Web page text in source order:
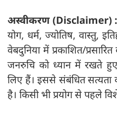
अस्वीकरण (Disclaimer) :
योग, धर्म, ज्योतिष, वास्तु,
वेबदुनिया में प्रकाशित/
जनरुचि को ध्यान में रखते
लिए हैं। इससे संबंधित सत्यता
है। किसी भी प्रयोग से पहले